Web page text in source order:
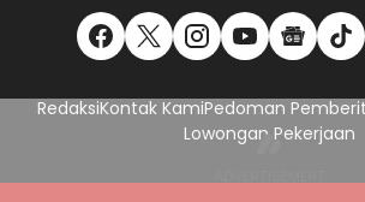
RedaksiKontak KamiPedoman
Lowongan Pekerjaan